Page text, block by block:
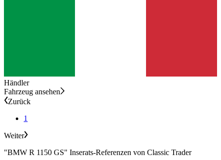
Händler
Fahrzeug ansehen
Zurück
1
Weiter
"BMW R 1150 GS" Inserats-Referenzen von Classic Trader